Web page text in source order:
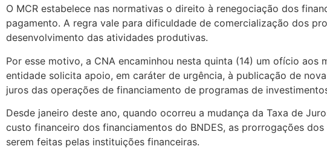
O MCR estabelece nas normativas o direito à renegociação dos
pagamento. A regra vale para dificuldade de comercialização dos
desenvolvimento das atividades produtivas.
Por esse motivo, a CNA encaminhou nesta quinta (14) um ofício
entidade solicita apoio, em caráter de urgência, à publicação de
juros das operações de financiamento de programas de
Desde janeiro deste ano, quando ocorreu a mudança da Taxa de
custo financeiro dos financiamentos do BNDES, as prorrogações
serem feitas pelas instituições financeiras.